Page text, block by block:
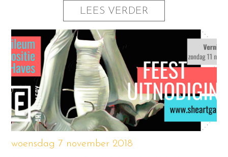
LEES VERDER
woensdag 7 november 2018